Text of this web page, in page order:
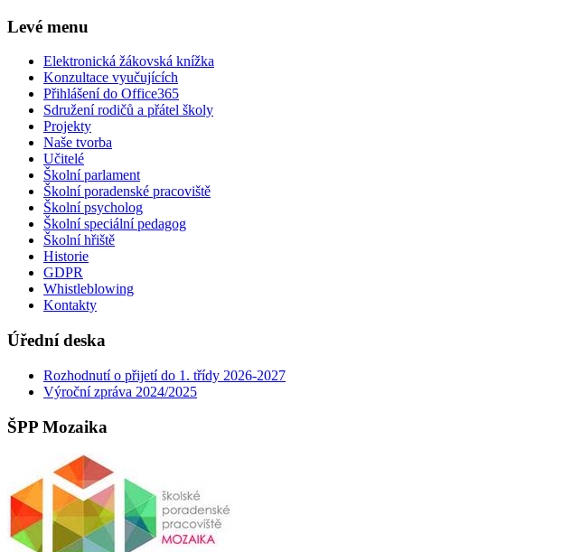
Levé menu
Elektronická žákovská knížka
Konzultace vyučujících
Přihlášení do Office365
Sdružení rodičů a přátel školy
Projekty
Naše tvorba
Učitelé
Školní parlament
Školní poradenské pracoviště
Školní psycholog
Školní speciální pedagog
Školní hřiště
Historie
GDPR
Whistleblowing
Kontakty
Úřední deska
Rozhodnutí o přijetí do 1. třídy 2026-2027
Výroční zpráva 2024/2025
ŠPP Mozaika